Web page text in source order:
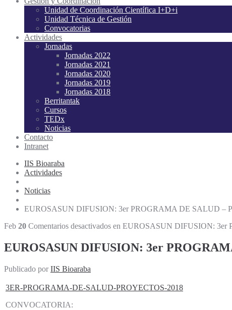
Unidad de Coordinación Científica I+D+i
Unidad Técnica de Gestión
Convocatorias
Actividades
Jornadas
Jornadas 2022
Jornadas 2021
Jornadas 2020
Jornadas 2019
Jornadas 2018
Berritantak
Cursos
TEDx
Noticias
Contacto
Intranet
IIS Bioaraba
Actividades
Noticias
EUROSASUN DIFUSION: 3er PROGRAMA DE SALUD –
Feb 20 Comentarios desactivados en EUROSASUN DIFUSION: 3er
EUROSASUN DIFUSION: 3er
Publicado porIIS Bioaraba
3ER-PROGRAMA-DE-SALUD-PROYECTOS-2018
CONVOCATORIA: